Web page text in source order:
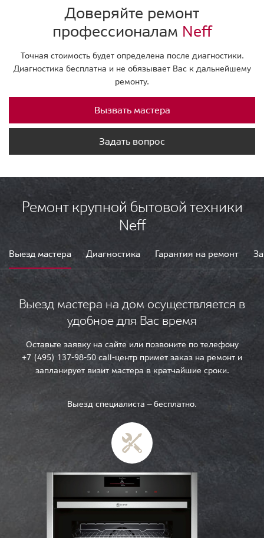
Доверяйте ремонт
профессионалам Neff
Точная стоимость будет определена после диагностики.
Диагностика бесплатна и не обязывает Вас к дальнейшему
ремонту.
Вызвать мастера
Задать вопрос
Ремонт крупной бытовой техники
Neff
Выезд мастера Диагностика Гарантия на ремонт
Выезд мастера на дом осуществляется в
удобное для Вас время
Оставьте заявку на сайте или позвоните по телефону
+7 (495) 137-98-50 call-центр примет заказ на ремонт и
запланирует визит мастера в кратчайшие сроки.
Выезд специалиста — бесплатно.